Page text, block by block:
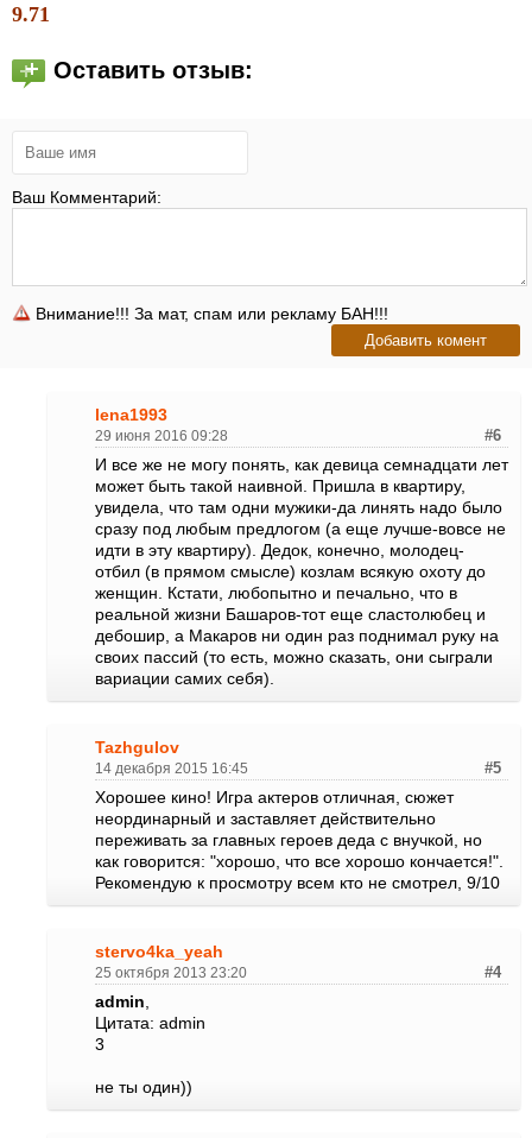
9.71
Оставить отзыв:
Ваш Комментарий:
Внимание!!! За мат, спам или рекламу БАН!!!
lena1993
29 июня 2016 09:28 #6
И все же не могу понять, как девица семнадцати лет
может быть такой наивной. Пришла в квартиру,
увидела, что там одни мужики-да линять надо было
сразу под любым предлогом (а еще лучше-вовсе не
идти в эту квартиру). Дедок, конечно, молодец-
отбил (в прямом смысле) козлам всякую охоту до
женщин. Кстати, любопытно и печально, что в
реальной жизни Башаров-тот еще сластолюбец и
дебошир, а Макаров ни один раз поднимал руку на
своих пассий (то есть, можно сказать, они сыграли
вариации самих себя).
Tazhgulov
14 декабря 2015 16:45 #5
Хорошее кино! Игра актеров отличная, сюжет
неординарный и заставляет действительно
переживать за главных героев деда с внучкой, но
как говорится: "хорошо, что все хорошо кончается!".
Рекомендую к просмотру всем кто не смотрел, 9/10
stervo4ka_yeah
25 октября 2013 23:20 #4
admin
Цитата: admin
3
не ты один))